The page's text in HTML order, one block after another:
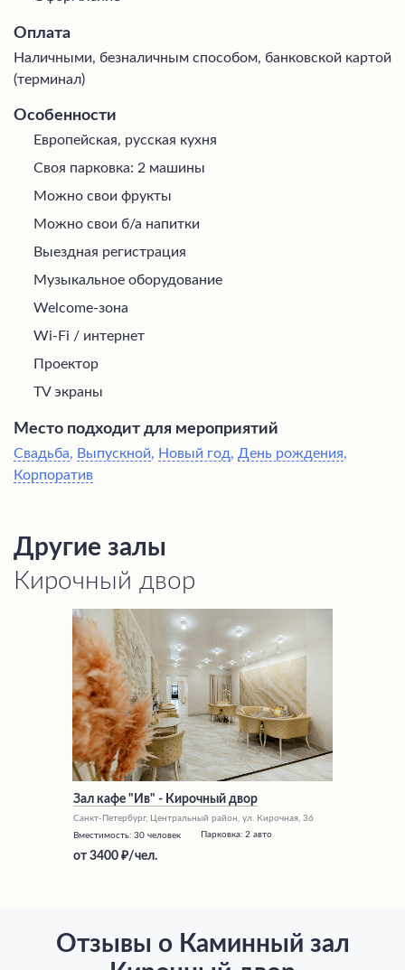
Оплата
Наличными, безналичным способом, банковской картой
(терминал)
Особенности
Европейская, русская кухня
Своя парковка: 2 машины
Можно свои фрукты
Можно свои б/а напитки
Выездная регистрация
Музыкальное оборудование
Welcome-зона
Wi-Fi / интернет
Проектор
TV экраны
Место подходит для мероприятий
Свадьба, Выпускной, Новый год, День рождения,
Корпоратив
Другие залы
Кирочный двор
Зал кафе "Ив" - Кирочный двор
Санкт-Петербург, Центральный район, ул. Кирочная, 36
Вместимость: 30 человек Парковка: 2 авто
от 3400 /чел.
Отзывы о Каминный зал